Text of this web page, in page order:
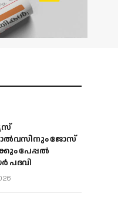
ജോസ്
പേപ്പൽ
പദവി